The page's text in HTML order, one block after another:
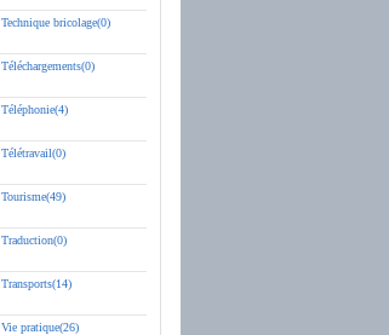
Technique bricolage(0)
Téléchargements(0)
Téléphonie(4)
Télétravail(0)
Tourisme(49)
Traduction(0)
Transports(14)
Vie pratique(26)